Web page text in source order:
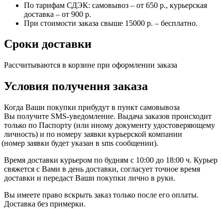
По тарифам СДЭК: самовывоз – от 650 р., курьерская
доставка – от 900 р.
При стоимости заказа свыше 15000 р. – бесплатно.
Сроки доставки
Рассчитываются в корзине при оформлении заказа
Условия получения заказа
Когда Ваши покупки прибудут в пункт самовывоза
Вы получите SMS-уведомление. Выдача заказов происходит
только по Паспорту (или иному документу удостоверяющему
личность) и по номеру заявки курьерской компании
(номер заявки будет указан в sms сообщении).
Время доставки курьером по будням с 10:00 до 18:00 ч. Курьер
свяжется с Вами в день доставки, согласует точное время
доставки и передаст Ваши покупки лично в руки.
Вы имеете право вскрыть заказ только после его оплаты.
Доставка без примерки.